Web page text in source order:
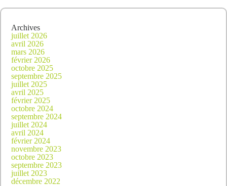
Archives
juillet 2026
avril 2026
mars 2026
février 2026
octobre 2025
septembre 2025
juillet 2025
avril 2025
février 2025
octobre 2024
septembre 2024
juillet 2024
avril 2024
février 2024
novembre 2023
octobre 2023
septembre 2023
juillet 2023
décembre 2022